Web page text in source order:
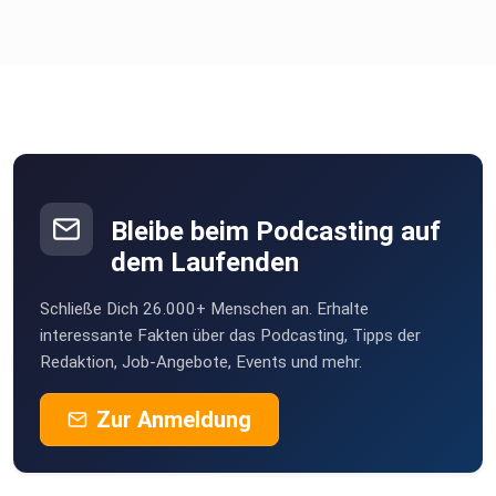
Bleibe beim Podcasting auf
dem Laufenden
Schließe Dich 26.000+ Menschen an. Erhalte
interessante Fakten über das Podcasting, Tipps der
Redaktion, Job-Angebote, Events und mehr.
Zur Anmeldung